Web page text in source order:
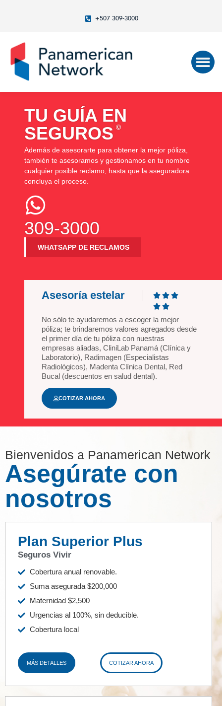
+507 309-3000
TU GUÍA EN
SEGUROS ©
Además de asesorarte para obtener la mejor póliza,
también te asesoramos y gestionamos en tu nombre
cualquier posible reclamo, hasta que la aseguradora
concluya el proceso.
309-3000
WHATSAPP DE RECLAMOS
Asesoría estelar   
 
No sólo te ayudaremos a escoger la mejor
póliza; te brindaremos valores agregados desde
el primer día de tu póliza con nuestras
empresas aliadas, CliniLab Panamá (Clínica y
Laboratorio), Radimagen (Especialistas
Radiológicos), Madenta Clínica Dental, Red
Bucal (descuentos en salud dental).
COTIZAR AHORA
Bienvenidos a Panamerican Network
Asegúrate con
nosotros
Plan Superior Plus
Seguros Vivir
Cobertura anual renovable.
Suma asegurada $200,000
Maternidad $2,500
Urgencias al 100%, sin deducible.
Cobertura local
MÁS DETALLES COTIZAR AHORA